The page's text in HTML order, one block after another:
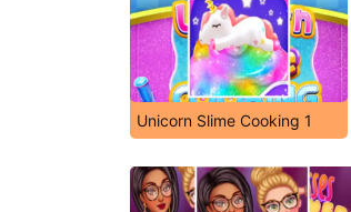
Unicorn Slime Cooking 1